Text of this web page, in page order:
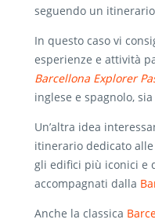
seguendo un
In questo caso vi
esperienze e attività
Barcellona Explorer
inglese e spagnolo,
Un’altra idea
itinerario dedicato
gli edifici più iconici e
accompagnati dalla
Anche la classica